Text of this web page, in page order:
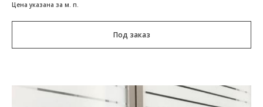
Цена указана за м. п.
Под заказ